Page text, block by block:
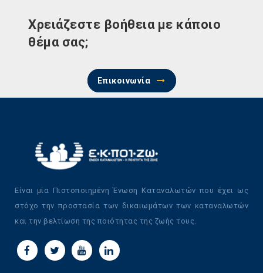
Χρειάζεστε βοήθεια με κάποιο
θέμα σας;
Επικοινωνία
Είναι μία Πιστοποιημένη Ένωση Καταναλωτών που έχει ως
στόχο την προστασία των δικαιωμάτων των καταναλωτών
και την βελτίωση της ποιότητας της ζωής τους.